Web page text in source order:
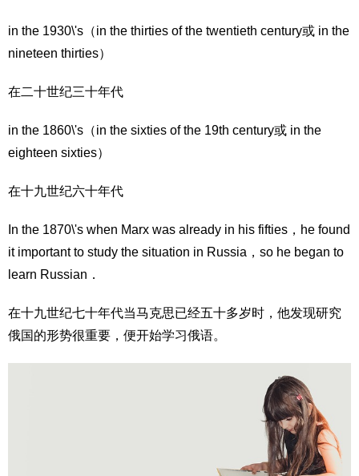
in the 1930\'s（in the thirties of the twentieth century或 in the
nineteen thirties）
在二十世纪三十年代
in the 1860\'s（in the sixties of the 19th century或 in the
eighteen sixties）
在十九世纪六十年代
In the 1870\'s when Marx was already in his fifties，he found
it important to study the situation in Russia，so he began to
learn Russian．
在十九世纪七十年代当马克思已经五十多岁时，他发现研究
俄国的形势很重要，便开始学习俄语。